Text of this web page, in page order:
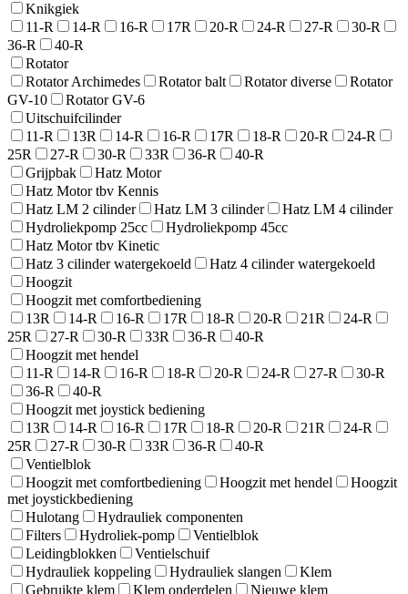
Knikgiek
11-R
14-R 16-R 17R 20-R 24-R 27-R
30-R
36-R
40-R
Rotator
Rotator Archimedes
Rotator balt Rotator diverse
Rotator
GV-10
Rotator GV-6
Uitschuifcilinder
11-R
13R 14-R 16-R 17R 18-R 20-R
24-R
25R
27-R 30-R 33R 36-R
40-R
Grijpbak
Hatz Motor
Hatz Motor tbv Kennis
Hatz LM 2 cilinder
Hatz LM 3 cilinder
Hatz LM 4 cilinder
Hydroliekpomp 25cc
Hydroliekpomp 45cc
Hatz Motor tbv Kinetic
Hatz 3 cilinder watergekoeld
Hatz 4 cilinder watergekoeld
Hoogzit
Hoogzit met comfortbediening
13R
14-R 16-R 17R 18-R 20-R 21R
24-R
25R
27-R 30-R 33R 36-R
40-R
Hoogzit met hendel
11-R
14-R 16-R 18-R 20-R 24-R 27-R
30-R
36-R
40-R
Hoogzit met joystick bediening
13R
14-R 16-R 17R 18-R 20-R 21R
24-R
25R
27-R 30-R 33R 36-R
40-R
Ventielblok
Hoogzit met comfortbediening
Hoogzit met hendel
Hoogzit
met joystickbediening
Hulotang
Hydrauliek componenten
Filters
Hydroliek-pomp
Ventielblok
Leidingblokken
Ventielschuif
Hydrauliek koppeling
Hydrauliek slangen
Klem
Gebruikte klem
Klem onderdelen Nieuwe klem